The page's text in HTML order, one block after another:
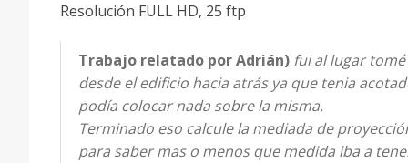
Resolución FULL HD, 25 ftp
Trabajo relatado por Adrián) fui al lugar
desde el edificio hacia atrás ya que tenia
podía colocar nada sobre la misma.
Terminado eso calcule la mediada de
para saber mas o menos que medida iba a